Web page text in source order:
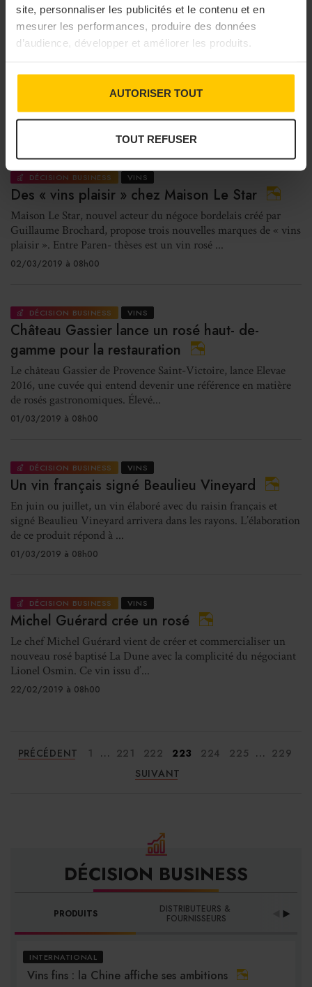
site, personnaliser les publicités et le contenu et en
mesurer les performances, produire des données
d’audience, développer et améliorer les produits.
AUTORISER TOUT
TOUT REFUSER
VINS
Dix-huit ans après la création des Domaines Paul-Mas, Jean-
Claude Mas a décidé d’entamer une nouvelle démarche pour
valoriser les meilleurs terroirs situés au ...
DÉCISION BUSINESS VINS
Des « vins plaisir » chez Maison Le Star
Maison Le Star, nouvel acteur du négoce bordelais créé par
Guillaume Brochard, propose trois nouvelles marques de « vins
plaisir ». Entre Paren- thèses est un vin rosé ...
02/03/2019 à 08h00
DÉCISION BUSINESS VINS
Château Gassier lance un rosé haut- de-
gamme pour la restauration
Le château Gassier de Provence Saint-Victoire, lance Elevae
2016, une cuvée qui entend devenir une référence en matière
de rosés gastronomiques. Élevé...
01/03/2019 à 08h00
DÉCISION BUSINESS VINS
Un vin français signé Beaulieu Vineyard
En juin ou juillet, un vin élaboré avec du raisin français et
signé Beaulieu Vineyard arrivera dans les rayons. L’élaboration
de ce produit répond à ...
01/03/2019 à 08h00
DÉCISION BUSINESS VINS
Michel Guérard crée un rosé
Le chef Michel Guérard vient de créer et commercialiser un
nouveau rosé baptisé La Dune avec la complicité du négociant
Lionel Osmin. Ce vin issu d’...
22/02/2019 à 08h00
PRÉCÉDENT 1 ... 221 222 223 224 225 ... 229
SUIVANT
DÉCISION BUSINESS
PRODUITS DISTRIBUTEURS &
FOURNISSEURS
INTERNATIONAL
Vins fins : la Chine affiche ses ambitions